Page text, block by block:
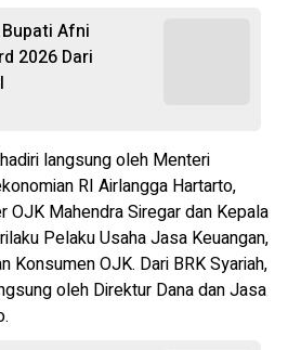
Afni
2026 Dari
langsung oleh Menteri
RI Airlangga Hartarto,
OJK Mahendra Siregar dan Kepala
Pelaku Usaha Jasa Keuangan,
Konsumen OJK. Dari BRK Syariah,
oleh Direktur Dana dan Jasa